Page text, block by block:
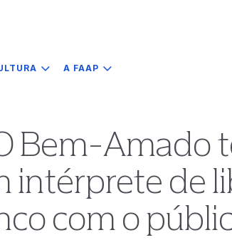
A FAAP
Bem-Amado
intérprete de
com o